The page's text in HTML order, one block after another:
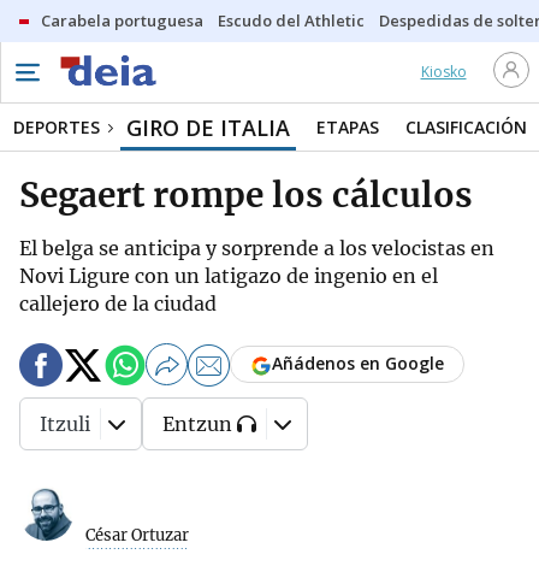
Carabela portuguesa Escudo del Athletic Despedidas de
Kiosko
DEPORTES GIRO DE ITALIA ETAPAS CLASIFICACIÓN
Segaert rompe los cálculos
El belga se anticipa y sorprende a los velocistas en
Novi Ligure con un latigazo de ingenio en el
callejero de la ciudad
César Ortuzar
Añádenos en Google
Itzuli Entzun